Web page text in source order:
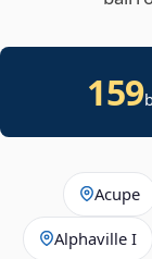
159
Acupe
Alphaville I